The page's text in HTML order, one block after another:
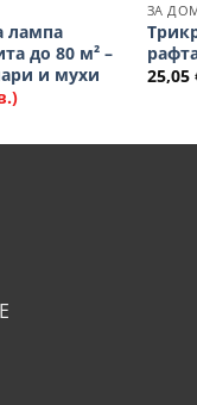
лампа
до 80 м² –
и мухи
ЗА
25,05